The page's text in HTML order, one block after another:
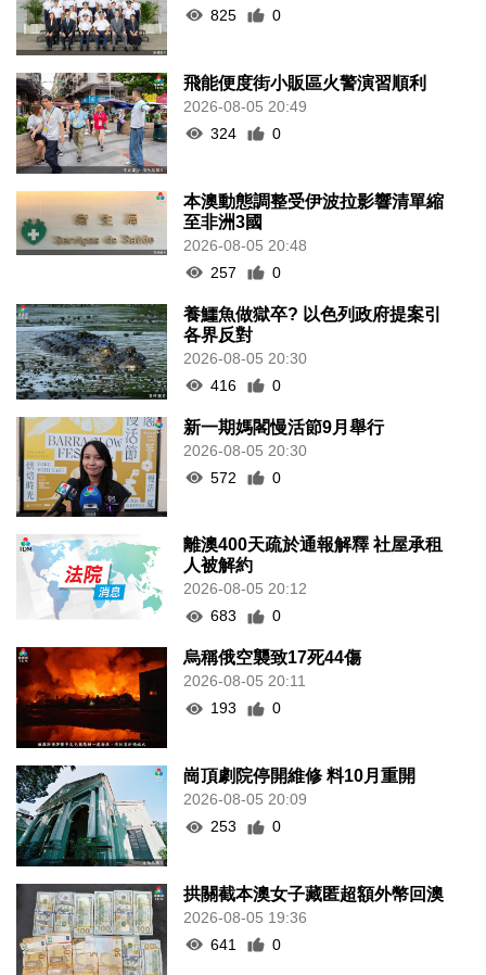
825
0
飛能便度街小販區火警演習順利
2026-08-05 20:49
324
0
本澳動態調整受伊波拉影響清單縮
至非洲3國
2026-08-05 20:48
257
0
養鱷魚做獄卒? 以色列政府提案引
各界反對
2026-08-05 20:30
416
0
新一期媽閣慢活節9月舉行
2026-08-05 20:30
572
0
離澳400天疏於通報解釋 社屋承租
人被解約
2026-08-05 20:12
683
0
烏稱俄空襲致17死44傷
2026-08-05 20:11
193
0
崗頂劇院停開維修 料10月重開
2026-08-05 20:09
253
0
拱關截本澳女子藏匿超額外幣回澳
2026-08-05 19:36
641
0